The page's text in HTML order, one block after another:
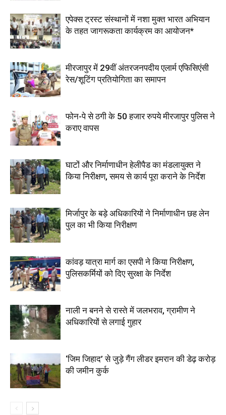
एपेक्स ट्रस्ट संस्थानों में नशा मुक्त भारत अभियान
के तहत जागरूकता कार्यक्रम का आयोजन*
मीरजापुर में 29वीं अंतरजनपदीय एलार्म एफिसिएंसी
रेस/शूटिंग प्रतियोगिता का समापन
फोन-पे से ठगी के 50 हजार रुपये मीरजापुर पुलिस ने
कराए वापस
घाटों और निर्माणाधीन हेलीपैड का मंडलायुक्त ने
किया निरीक्षण, समय से कार्य पूरा कराने के निर्देश
मिर्जापुर के बड़े अधिकारियों ने निर्माणाधीन छह लेन
पुल का भी किया निरीक्षण
कांवड़ यात्रा मार्ग का एसपी ने किया निरीक्षण,
पुलिसकर्मियों को दिए सुरक्षा के निर्देश
नाली न बनने से रास्ते में जलभराव, ग्रामीण ने
अधिकारियों से लगाई गुहार
‘जिम जिहाद’ से जुड़े गैंग लीडर इमरान की डेढ़ करोड़
की जमीन कुर्क